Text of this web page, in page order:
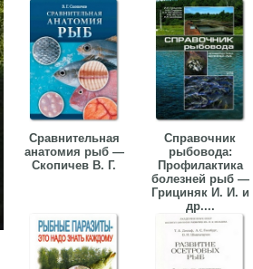
Сравнительная
анатомия рыб —
Скопичев В. Г.
Справочник
рыбовода:
Профилактика
болезней рыб —
Грициняк И. И. и
др....